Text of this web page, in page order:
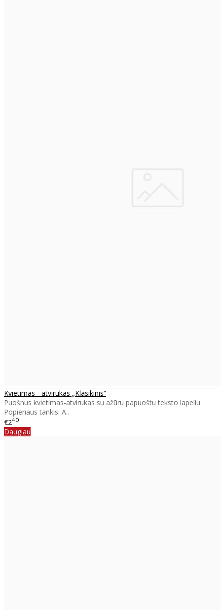
Kvietimas - atvirukas „Klasikinis“
Puošnus kvietimas-atvirukas su ažūru papuoštu teksto lapeliu.
Popieriaus tankis: A..
€240
Daugiau